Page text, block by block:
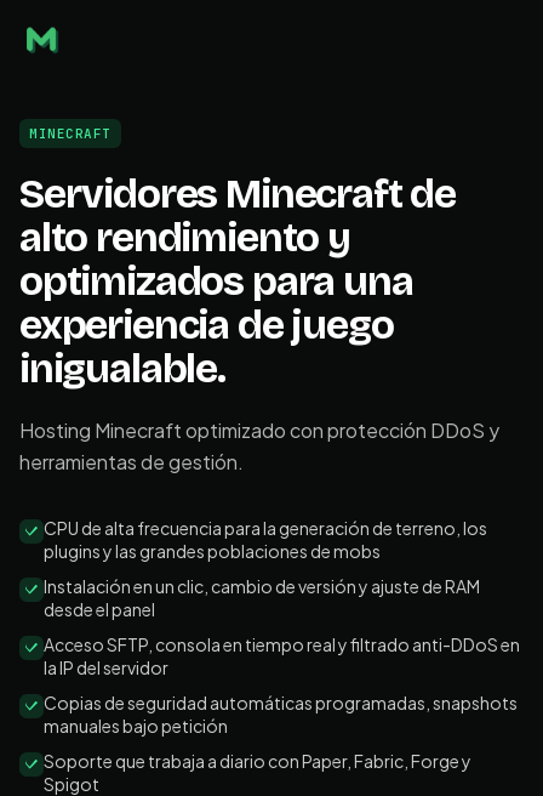
MINECRAFT
Servidores Minecraft de
alto rendimiento y
optimizados para una
experiencia de juego
inigualable.
Hosting Minecraft optimizado con protección DDoS y
herramientas de gestión.
CPU de alta frecuencia para la generación de terreno, los
plugins y las grandes poblaciones de mobs
Instalación en un clic, cambio de versión y ajuste de RAM
desde el panel
Acceso SFTP, consola en tiempo real y filtrado anti-DDoS en
la IP del servidor
Copias de seguridad automáticas programadas, snapshots
manuales bajo petición
Soporte que trabaja a diario con Paper, Fabric, Forge y
Spigot